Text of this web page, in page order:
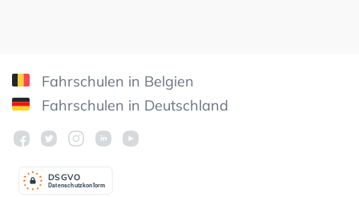
Fahrschulen in Belgien
Fahrschulen in Deutschland
Datenschutzkonform
DSGVO